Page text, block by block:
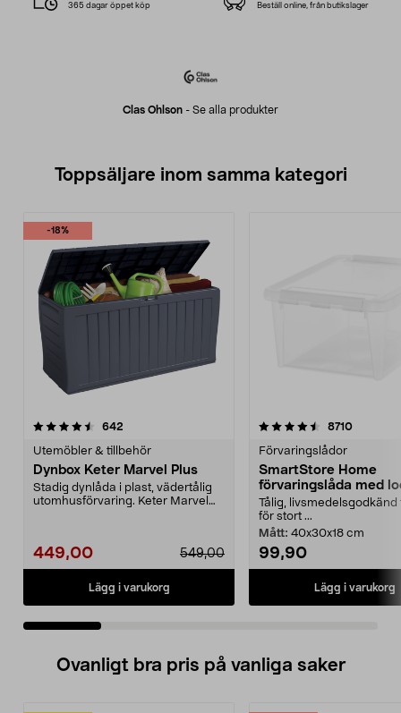
Clas Ohlson - Se alla produkter
365 dagar öppet köp Beställ online, från butikslager
Toppsäljare inom samma kategori
-18%
642
Utemöbler & tillbehör
Dynbox Keter Marvel Plus
Stadig dynlåda i plast, vädertålig
utomhusförvaring. Keter Marvel
449,00 549,00
Lägg i varukorg
4.5 av 5 stjärnor 8710
Förvaringslådor
SmartStore Home
förvaringslåda med
Tålig,
för stort ...
Mått: 40x30x18 cm
99,90
Lägg i varukorg
4.5 av 5 stjärnor
Ovanligt bra pris på vanliga saker